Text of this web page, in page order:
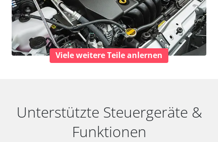
Viele weitere Teile anlernen
Unterstützte Steuergeräte &
Funktionen